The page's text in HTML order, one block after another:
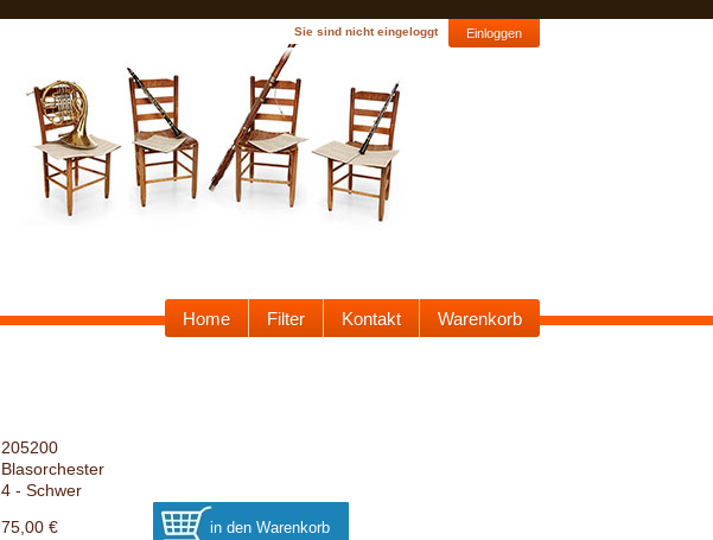
Sie sind nicht eingeloggt Einloggen
Home Filter Kontakt Warenkorb
205200
Blasorchester
4 - Schwer
75,00 €